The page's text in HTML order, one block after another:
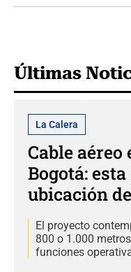
Últimas
La Calera
Cable
Bogotá:
ubicación
El proyecto
800 o 1.000
funciones